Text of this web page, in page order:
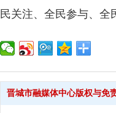
民关注、全民参与、
晋城市融媒体中心版权与免